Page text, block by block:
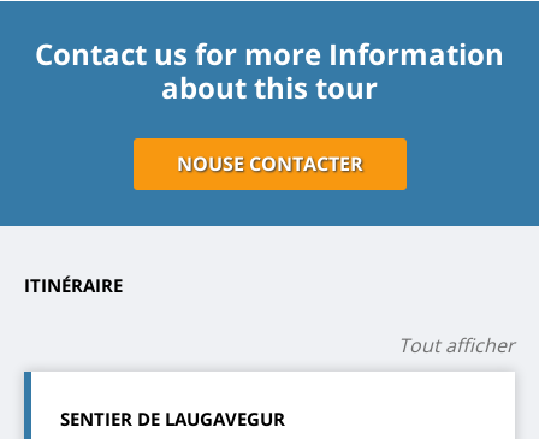
Contact us for more Information
about this tour
NOUSE CONTACTER
ITINÉRAIRE
Tout afficher
SENTIER DE LAUGAVEGUR